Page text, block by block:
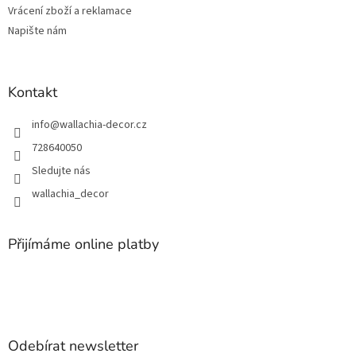
Vrácení zboží a reklamace
Napište nám
Kontakt
info@wallachia-decor.cz
728640050
Sledujte nás
wallachia_decor
Přijímáme online platby
Odebírat newsletter